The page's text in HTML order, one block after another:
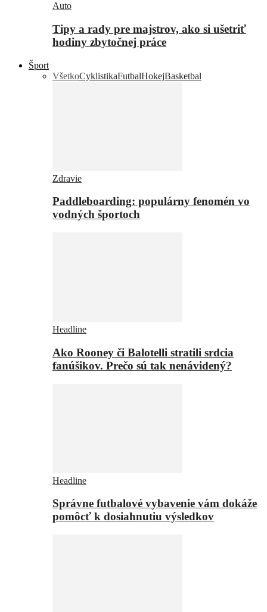
Auto
Tipy a rady pre majstrov, ako si ušetriť
hodiny zbytočnej práce
Šport
VšetkoCyklistikaFutbalHokejBasketbal
Zdravie
Paddleboarding: populárny fenomén vo
vodných športoch
Headline
Ako Rooney či Balotelli stratili srdcia
fanúšikov. Prečo sú tak nenávidený?
Headline
Správne futbalové vybavenie vám dokáže
pomôcť k dosiahnutiu výsledkov